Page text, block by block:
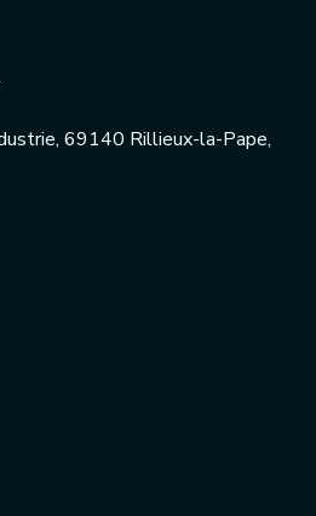
69140 Rillieux-la-Pape,